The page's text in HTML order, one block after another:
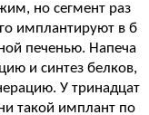
но сегмент раз
имплантируют в б
печенью. Напеча
и синтез белков,
У тринадцат
такой имплант по